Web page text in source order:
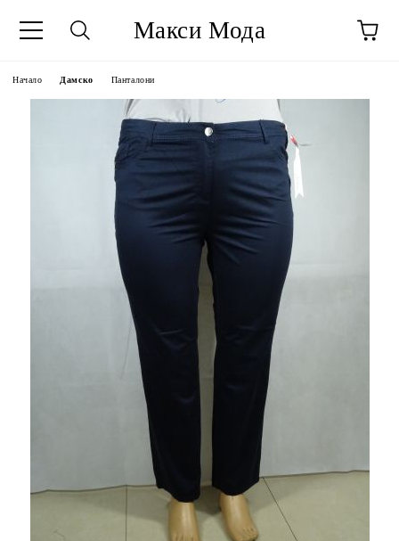
Макси Мода
Начало Дамско Панталони